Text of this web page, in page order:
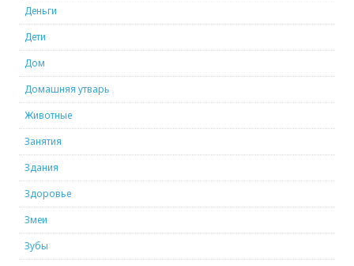
Деньги
Дети
Дом
Домашняя утварь
Животные
Занятия
Здания
Здоровье
Змеи
Зубы